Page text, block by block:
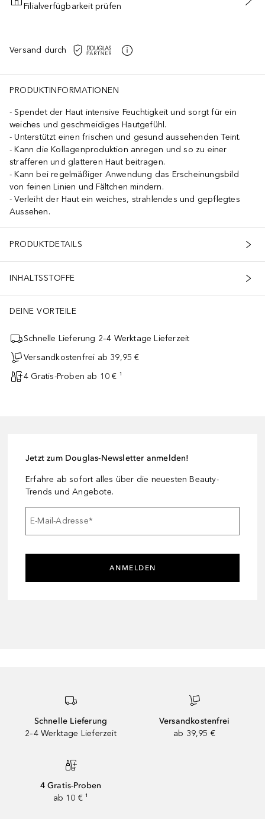
IN DEN WARENKORB
Filialverfügbarkeit prüfen
Versand durch
PRODUKTINFORMATIONEN
Spendet der Haut intensive Feuchtigkeit und sorgt für ein
weiches und geschmeidiges Hautgefühl.
Unterstützt einen frischen und gesund aussehenden Teint.
Kann die Kollagenproduktion anregen und so zu einer
strafferen und glatteren Haut beitragen.
Kann bei regelmäßiger Anwendung das Erscheinungsbild
von feinen Linien und Fältchen mindern.
Verleiht der Haut ein weiches, strahlendes und gepflegtes
Aussehen.
PRODUKTDETAILS
INHALTSSTOFFE
DEINE VORTEILE
Schnelle Lieferung 2–4 Werktage Lieferzeit
Versandkostenfrei ab 39,95 €
4 Gratis-Proben ab 10 € ¹
Jetzt zum Douglas-Newsletter anmelden!
Erfahre ab sofort alles über die neuesten Beauty-
Trends und Angebote.
E-Mail-Adresse*
ANMELDEN
Schnelle Lieferung
2–4 Werktage Lieferzeit
Versandkostenfrei
ab 39,95 €
4 Gratis-Proben
ab 10 € ¹